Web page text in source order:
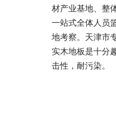
材产业基地、整
一站式全体人员
地考察。天津市
实木地板是十分
击性，耐污染。